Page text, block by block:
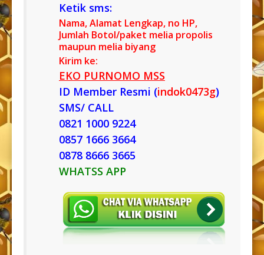
Ketik sms:
Nama, Alamat Lengkap, no HP,
Jumlah Botol/paket melia propolis
maupun melia biyang
Kirim ke:
EKO PURNOMO MSS
ID Member Resmi (indok0473g)
SMS/ CALL
0821 1000 9224
0857 1666 3664
0878 8666 3665
WHATSS APP